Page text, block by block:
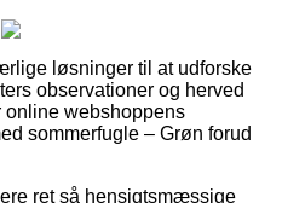
løsninger til at udforske
observationer og herved
online webshoppens
sommerfugle – Grøn forud
ret så hensigtsmæssige